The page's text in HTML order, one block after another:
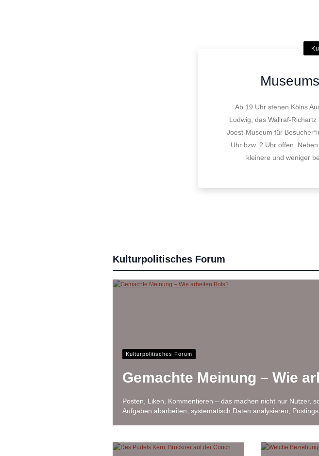
Ab 19 Uhr stehen Kölns
Ludwig, das Wallraf-
Joest-Museum für
Uhr bzw. 2 Uhr offen.
kleinere und weniger
Kulturpolitisches Forum
Kulturpolitisches Forum
Gemachte Meinung – Wie
Posten, Liken, Kommentieren – das machen nicht nur Nutzer,
Aufgaben abarbeiten, systematisch Daten analysieren,